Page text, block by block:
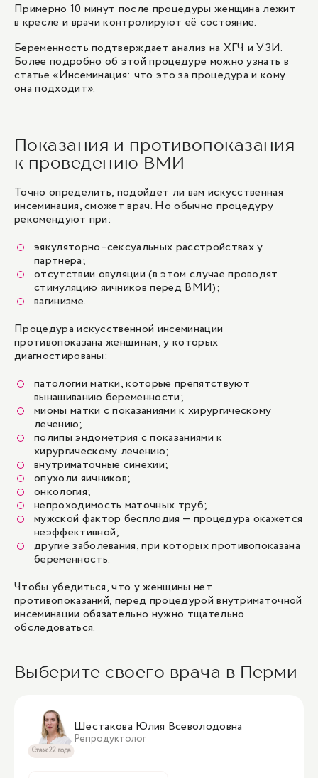
Примерно 10 минут после процедуры женщина лежит
в кресле и врачи контролируют её состояние.
Беременность подтверждает анализ на ХГЧ и УЗИ.
Более подробно об этой процедуре можно узнать в
статье «Инсеминация: что это за процедура и кому
она подходит».
Показания и противопоказания
к проведению ВМИ
Точно определить, подойдет ли вам искусственная
инсеминация, сможет врач. Но обычно процедуру
рекомендуют при:
эякуляторно–сексуальных расстройствах у
партнера;
отсутствии овуляции (в этом случае проводят
стимуляцию яичников перед ВМИ);
вагинизме.
Процедура искусственной инсеминации
противопоказана женщинам, у которых
диагностированы:
патологии матки, которые препятствуют
вынашиванию беременности;
миомы матки с показаниями к хирургическому
лечению;
полипы эндометрия с показаниями к
хирургическому лечению;
внутриматочные синехии;
опухоли яичников;
онкология;
непроходимость маточных труб;
мужской фактор бесплодия — процедура окажется
неэффективной;
другие заболевания, при которых противопоказана
беременность.
Чтобы убедиться, что у женщины нет
противопоказаний, перед процедурой внутриматочной
инсеминации обязательно нужно тщательно
обследоваться.
Выберите своего врача в Перми
Стаж 22 года
Шестакова Юлия Всеволодовна
Репродуктолог